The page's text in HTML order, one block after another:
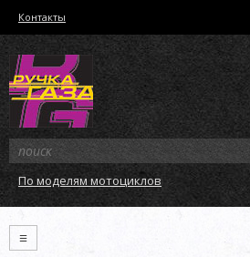
Контакты
По моделям мотоциклов
≡